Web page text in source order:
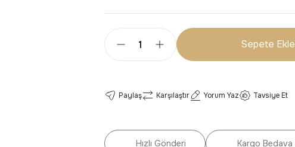
Sepete Ekle
Paylaş Karşılaştır Yorum Yaz Tavsiye Et
Hızlı Gönderi Kargo Bedava